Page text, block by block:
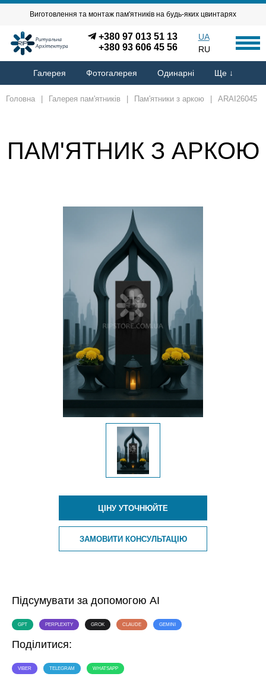
Виготовлення та монтаж пам'ятників на будь-яких цвинтарях
+380 97 013 51 13
+380 93 606 45 56
UA
RU
Галерея Фотогалерея Одинарні Ще ↓
Головна Галерея пам'ятників Пам'ятники з аркою ARAI26045
ПАМ'ЯТНИК З АРКОЮ
ЦІНУ УТОЧНЮЙТЕ
ЗАМОВИТИ КОНСУЛЬТАЦІЮ
Підсумувати за допомогою AI
GPT PERPLEXITY GROK CLAUDE GEMINI
Поділитися:
VIBER TELEGRAM WHATSAPP